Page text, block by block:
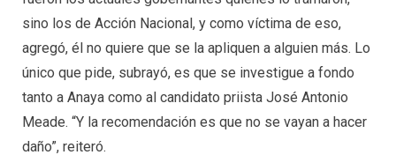
sino los de Acción Nacional, y como víctima de eso,
agregó, él no quiere que se la apliquen a alguien más. Lo
único que pide, subrayó, es que se investigue a fondo
tanto a Anaya como al candidato priista José Antonio
Meade. “Y la recomendación es que no se vayan a hacer
daño”, reiteró.